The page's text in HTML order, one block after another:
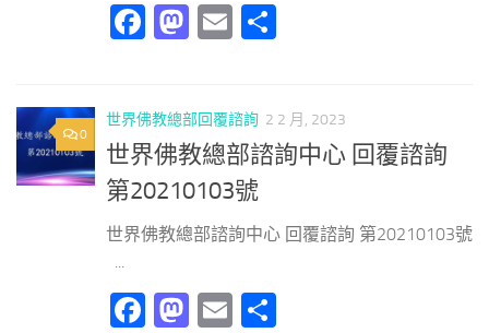
Facebook
Mastodon
Email
0
世界佛教總部回覆諮詢 2 2 月, 2023
世界佛教總部諮詢中心 回覆諮詢
第20210103號
世界佛教總部諮詢中心 回覆諮詢 第20210103號
...
Facebook
Mastodon
Email